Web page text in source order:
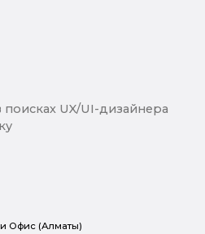
поисках UX/UI-дизайнера
Офис (Алматы)